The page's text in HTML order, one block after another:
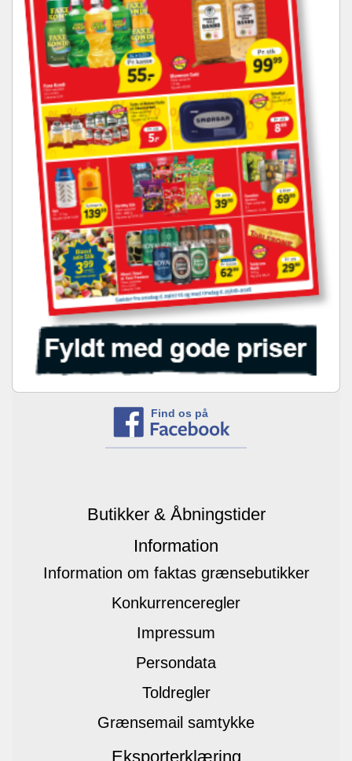
Find os på
Butikker & Åbningstider
Information
Information om faktas grænsebutikker
Konkurrenceregler
Impressum
Persondata
Toldregler
Grænsemail samtykke
Eksporterklæring